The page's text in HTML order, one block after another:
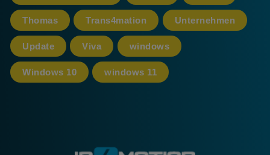
Thomas Trans4mation Unternehmen
Update Viva windows
Windows 10 windows 11